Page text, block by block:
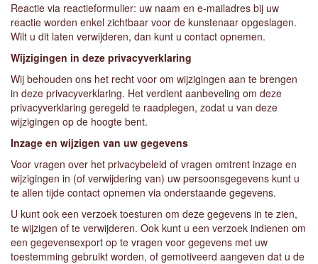
Reactie via reactieformulier: uw naam en e-mailadres bij uw
reactie worden enkel zichtbaar voor de kunstenaar opgeslagen.
Wilt u dit laten verwijderen, dan kunt u contact opnemen.
Wijzigingen in deze privacyverklaring
Wij behouden ons het recht voor om wijzigingen aan te brengen
in deze privacyverklaring. Het verdient aanbeveling om deze
privacyverklaring geregeld te raadplegen, zodat u van deze
wijzigingen op de hoogte bent.
Inzage en wijzigen van uw gegevens
Voor vragen over het privacybeleid of vragen omtrent inzage en
wijzigingen in (of verwijdering van) uw persoonsgegevens kunt u
te allen tijde contact opnemen via onderstaande gegevens.
U kunt ook een verzoek toesturen om deze gegevens in te zien,
te wijzigen of te verwijderen. Ook kunt u een verzoek indienen om
een gegevensexport op te vragen voor gegevens met uw
toestemming gebruikt worden, of gemotiveerd aangeven dat u de